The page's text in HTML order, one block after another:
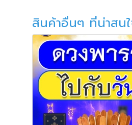
สินค้าอื่นๆ ที่น่าสน